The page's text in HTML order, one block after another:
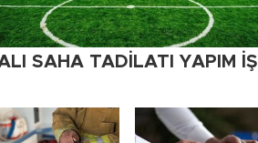
SAHA TADİLATI YAPIM İŞİ